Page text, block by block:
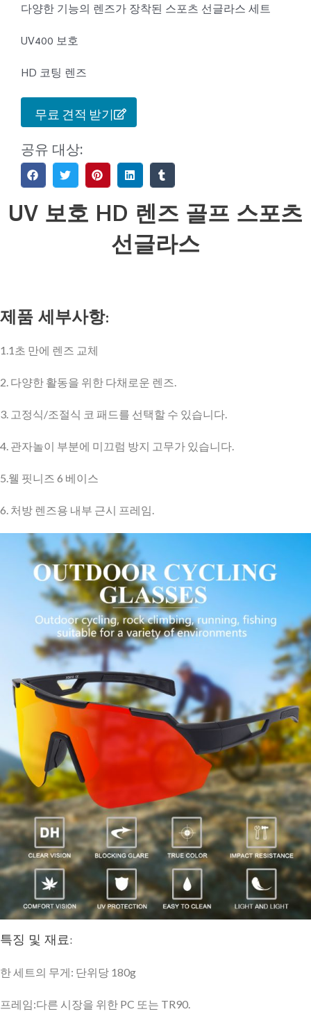
다양한 기능의 렌즈가 장착된 스포츠 선글라스 세트
UV400 보호
HD 코팅 렌즈
무료 견적 받기
공유 대상:
UV 보호 HD 렌즈 골프 스포츠
선글라스
제품 세부사항:
1.1초 만에 렌즈 교체
2. 다양한 활동을 위한 다채로운 렌즈.
3. 고정식/조절식 코 패드를 선택할 수 있습니다.
4. 관자놀이 부분에 미끄럼 방지 고무가 있습니다.
5.웰 핏니즈 6 베이스
6. 처방 렌즈용 내부 근시 프레임.
특징 및 재료:
한 세트의 무게: 단위당 180g
프레임:다른 시장을 위한 PC 또는 TR90.